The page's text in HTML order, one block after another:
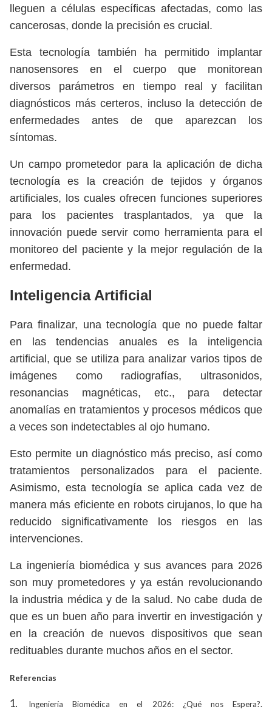
lleguen a células específicas afectadas, como las
cancerosas, donde la precisión es crucial.
Esta tecnología también ha permitido implantar
nanosensores en el cuerpo que monitorean
diversos parámetros en tiempo real y facilitan
diagnósticos más certeros, incluso la detección de
enfermedades antes de que aparezcan los
síntomas.
Un campo prometedor para la aplicación de dicha
tecnología es la creación de tejidos y órganos
artificiales, los cuales ofrecen funciones superiores
para los pacientes trasplantados, ya que la
innovación puede servir como herramienta para el
monitoreo del paciente y la mejor regulación de la
enfermedad.
Inteligencia Artificial
Para finalizar, una tecnología que no puede faltar
en las tendencias anuales es la inteligencia
artificial, que se utiliza para analizar varios tipos de
imágenes como radiografías, ultrasonidos,
resonancias magnéticas, etc., para detectar
anomalías en tratamientos y procesos médicos que
a veces son indetectables al ojo humano.
Esto permite un diagnóstico más preciso, así como
tratamientos personalizados para el paciente.
Asimismo, esta tecnología se aplica cada vez de
manera más eficiente en robots cirujanos, lo que ha
reducido significativamente los riesgos en las
intervenciones.
La ingeniería biomédica y sus avances para 2026
son muy prometedores y ya están revolucionando
la industria médica y de la salud. No cabe duda de
que es un buen año para invertir en investigación y
en la creación de nuevos dispositivos que sean
redituables durante muchos años en el sector.
Referencias
Ingeniería Biomédica en el 2026: ¿Qué nos Espera?.